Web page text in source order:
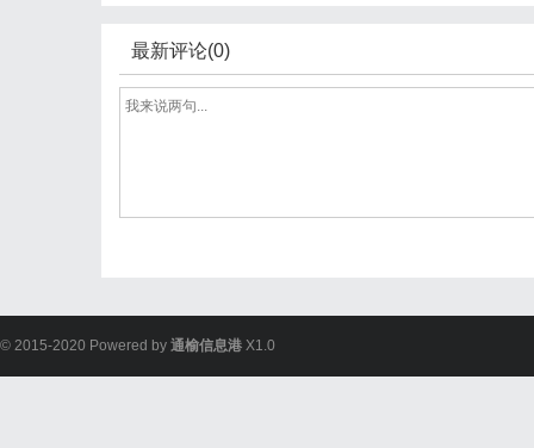
最新评论(0)
© 2015-2020 Powered by 通榆信息港 X1.0